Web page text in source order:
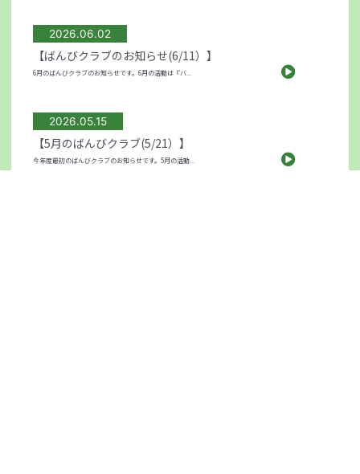
2026.06.02
【ばんびクラブのお知らせ(6/11）】
6月のばんびクラブのお知らせです。6月の活動は『バ...
2026.05.15
【5月のばんびクラブ(5/21）】
今年度最初のばんびクラブのお知らせです。5月の活動...